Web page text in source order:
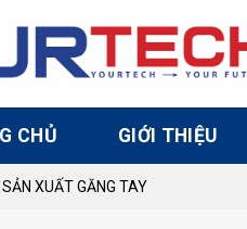
CHỦ GIỚI THIỆU
XUẤT GĂNG TAY